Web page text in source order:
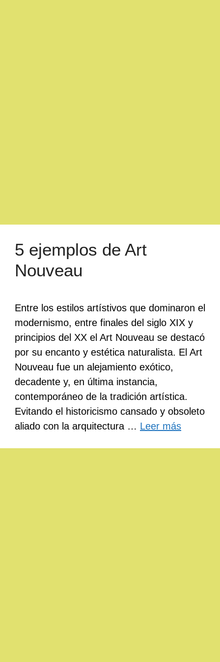
5 ejemplos de Art
Nouveau
Entre los estilos artístivos que dominaron el
modernismo, entre finales del siglo XIX y
principios del XX el Art Nouveau se destacó
por su encanto y estética naturalista. El Art
Nouveau fue un alejamiento exótico,
decadente y, en última instancia,
contemporáneo de la tradición artística.
Evitando el historicismo cansado y obsoleto
aliado con la arquitectura … Leer más